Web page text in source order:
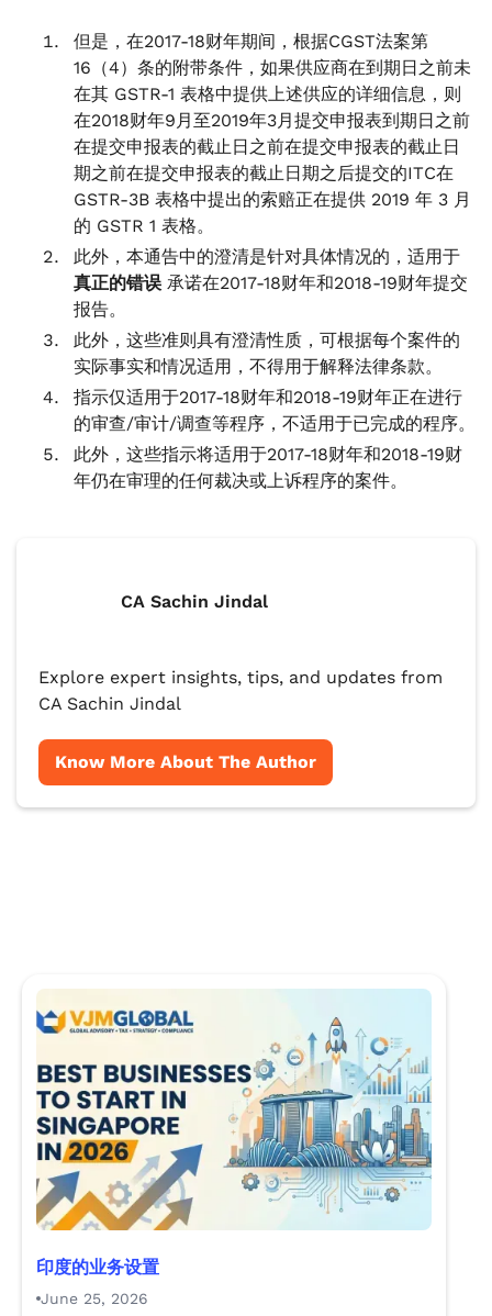
但是，在2017-18财年期间，根据CGST法案第
16（4）条的附带条件，如果供应商在到期日之前未
在其 GSTR-1 表格中提供上述供应的详细信息，则
在2018财年9月至2019年3月提交申报表到期日之前
在提交申报表的截止日之前在提交申报表的截止日
期之前在提交申报表的截止日期之后提交的ITC在
GSTR-3B 表格中提出的索赔正在提供 2019 年 3 月
的 GSTR 1 表格。
此外，本通告中的澄清是针对具体情况的，适用于
真正的错误 承诺在2017-18财年和2018-19财年提交
报告。
此外，这些准则具有澄清性质，可根据每个案件的
实际事实和情况适用，不得用于解释法律条款。
指示仅适用于2017-18财年和2018-19财年正在进行
的审查/审计/调查等程序，不适用于已完成的程序。
此外，这些指示将适用于2017-18财年和2018-19财
年仍在审理的任何裁决或上诉程序的案件。
CA Sachin Jindal
Explore expert insights, tips, and updates from
CA Sachin Jindal
Know More About The Author
印度的业务设置
June 25, 2026